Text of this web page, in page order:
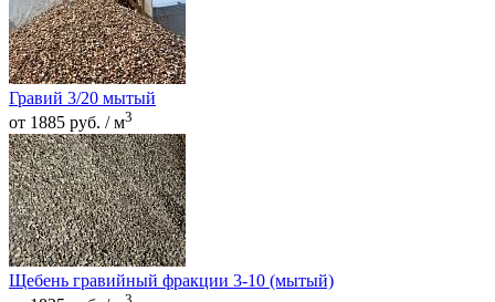
Гравий 3/20 мытый
от 1885 руб. / м3
Щебень гравийный фракции 3-10 (мытый)